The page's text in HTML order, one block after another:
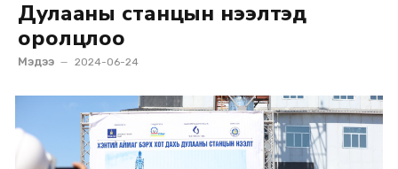
Дулааны станцын нээлтэд
оролцлоо
Мэдээ 2024-06-24